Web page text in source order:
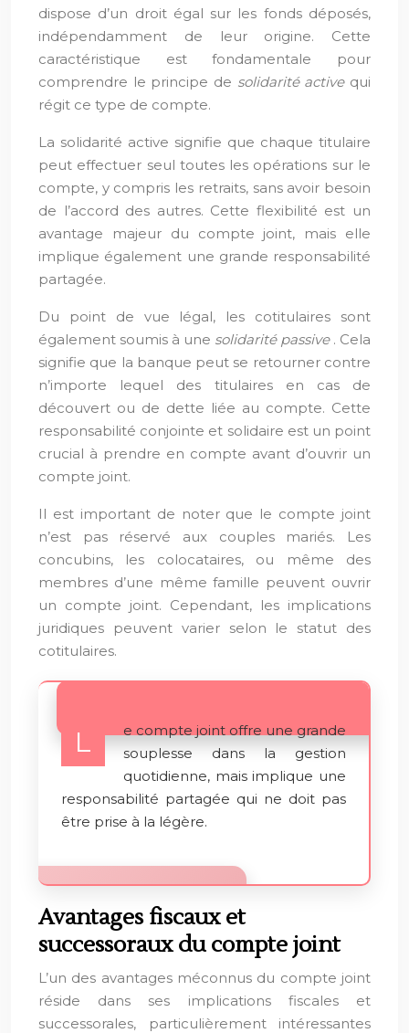
dispose d’un droit égal sur les fonds déposés,
indépendamment de leur origine. Cette
caractéristique est fondamentale pour
comprendre le principe de solidarité active qui
régit ce type de compte.
La solidarité active signifie que chaque titulaire
peut effectuer seul toutes les opérations sur le
compte, y compris les retraits, sans avoir besoin
de l’accord des autres. Cette flexibilité est un
avantage majeur du compte joint, mais elle
implique également une grande responsabilité
partagée.
Du point de vue légal, les cotitulaires sont
également soumis à une solidarité passive . Cela
signifie que la banque peut se retourner contre
n’importe lequel des titulaires en cas de
découvert ou de dette liée au compte. Cette
responsabilité conjointe et solidaire est un point
crucial à prendre en compte avant d’ouvrir un
compte joint.
Il est important de noter que le compte joint
n’est pas réservé aux couples mariés. Les
concubins, les colocataires, ou même des
membres d’une même famille peuvent ouvrir
un compte joint. Cependant, les implications
juridiques peuvent varier selon le statut des
cotitulaires.
L
e compte joint offre une grande
souplesse dans la gestion
quotidienne, mais implique une
responsabilité partagée qui ne doit pas
être prise à la légère.
Avantages fiscaux et
successoraux du compte joint
L’un des avantages méconnus du compte joint
réside dans ses implications fiscales et
successorales, particulièrement intéressantes